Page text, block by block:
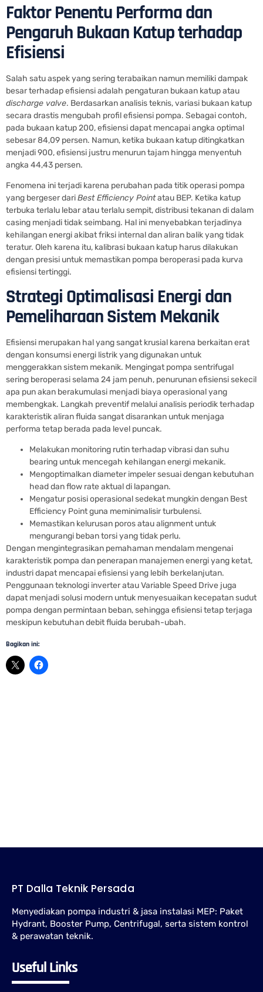
Faktor Penentu Performa dan
Pengaruh Bukaan Katup terhadap
Efisiensi
Salah satu aspek yang sering terabaikan namun memiliki dampak
besar terhadap efisiensi adalah pengaturan bukaan katup atau
discharge valve. Berdasarkan analisis teknis, variasi bukaan katup
secara drastis mengubah profil efisiensi pompa. Sebagai contoh,
pada bukaan katup 200, efisiensi dapat mencapai angka optimal
sebesar 84,09 persen. Namun, ketika bukaan katup ditingkatkan
menjadi 900, efisiensi justru menurun tajam hingga menyentuh
angka 44,43 persen.
Fenomena ini terjadi karena perubahan pada titik operasi pompa
yang bergeser dariBest Efficiency Pointatau BEP. Ketika katup
terbuka terlalu lebar atau terlalu sempit, distribusi tekanan di dalam
casing menjadi tidak seimbang. Hal ini menyebabkan terjadinya
kehilangan energi akibat friksi internal dan aliran balik yang tidak
teratur. Oleh karena itu, kalibrasi bukaan katup harus dilakukan
dengan presisi untuk memastikan pompa beroperasi pada kurva
efisiensi tertinggi.
Strategi Optimalisasi Energi dan
Pemeliharaan Sistem Mekanik
Efisiensi merupakan hal yang sangat krusial karena berkaitan erat
dengan konsumsi energi listrik yang digunakan untuk
menggerakkan sistem mekanik. Mengingat pompa sentrifugal
sering beroperasi selama 24 jam penuh, penurunan efisiensi sekecil
apa pun akan berakumulasi menjadi biaya operasional yang
membengkak. Langkah preventif melalui analisis periodik terhadap
karakteristik aliran fluida sangat disarankan untuk menjaga
performa tetap berada pada level puncak.
Melakukan monitoring rutin terhadap vibrasi dan suhu
bearing untuk mencegah kehilangan energi mekanik.
Mengoptimalkan diameter impeler sesuai dengan kebutuhan
head dan flow rate aktual di lapangan.
Mengatur posisi operasional sedekat mungkin dengan Best
Efficiency Point guna meminimalisir turbulensi.
Memastikan kelurusan poros atau alignment untuk
mengurangi beban torsi yang tidak perlu.
Dengan mengintegrasikan pemahaman mendalam mengenai
karakteristik pompa dan penerapan manajemen energi yang ketat,
industri dapat mencapai efisiensi yang lebih berkelanjutan.
Penggunaan teknologi inverter atau Variable Speed Drive juga
dapat menjadi solusi modern untuk menyesuaikan kecepatan sudut
pompa dengan permintaan beban, sehingga efisiensi tetap terjaga
meskipun kebutuhan debit fluida berubah-ubah.
Bagikan ini:
PT Dalla Teknik Persada
Menyediakan pompa industri & jasa instalasi MEP: Paket
Hydrant, Booster Pump, Centrifugal, serta sistem kontrol
& perawatan teknik.
Useful Links